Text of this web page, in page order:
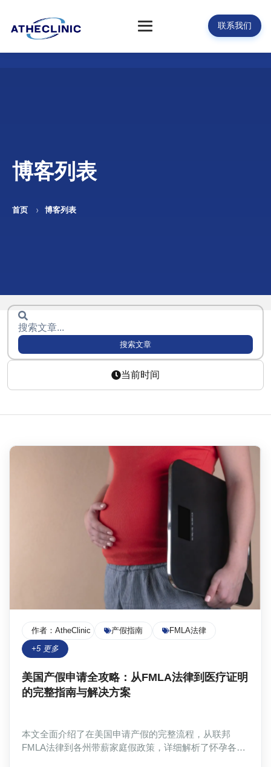
联系我们
博客列表
首页 博客列表
搜索文章
当前时间
作者： AtheClinic Team产假指南
FMLA法律
+5更多
美国产假申请全攻略：从FMLA法律到医疗证明
的完整指南与解决方案
本文全面介绍了在美国申请产假的完整流程，从联邦
FMLA法律到各州带薪家庭假政策，详细解析了怀孕各阶